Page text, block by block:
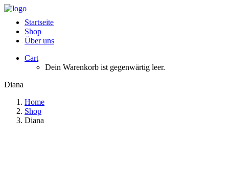
Startseite
Shop
Über uns
Cart
Dein Warenkorb ist gegenwärtig leer.
Diana
Home
Shop
Diana